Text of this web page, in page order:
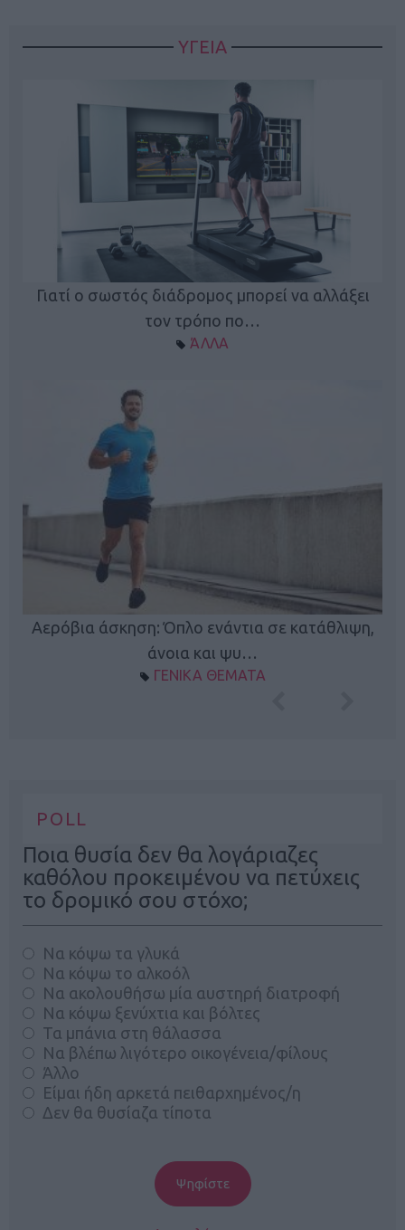
ΥΓΕΙΑ
Γιατί ο σωστός διάδρομος μπορεί να αλλάξει
τον τρόπο πο…
ΆΛΛΑ
Αερόβια άσκηση: Όπλο ενάντια σε κατάθλιψη,
άνοια και ψυ…
ΓΕΝΙΚΑ ΘΕΜΑΤΑ
POLL
Ποια θυσία δεν θα λογάριαζες
καθόλου προκειμένου να πετύχεις
το δρομικό σου στόχο;
Να κόψω τα γλυκά
Να κόψω το αλκοόλ
Να ακολουθήσω μία αυστηρή διατροφή
Να κόψω ξενύχτια και βόλτες
Τα μπάνια στη θάλασσα
Να βλέπω λιγότερο οικογένεια/φίλους
Άλλο
Είμαι ήδη αρκετά πειθαρχημένος/η
Δεν θα θυσίαζα τίποτα